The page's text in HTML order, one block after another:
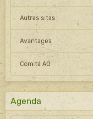
Autres sites
Avantages
Comité AG
Agenda